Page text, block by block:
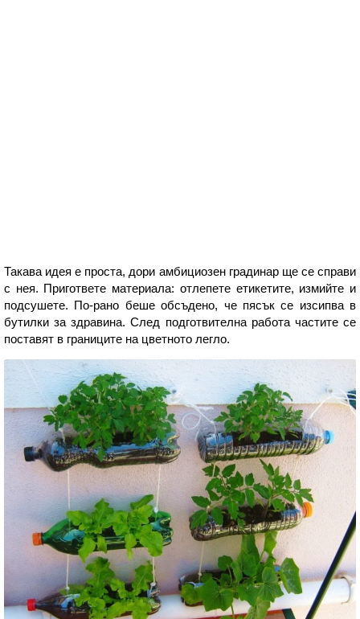
Такава идея е проста, дори амбициозен градинар ще се справи
с нея. Пригответе материала: отлепете етикетите, измийте и
подсушете. По-рано беше обсъдено, че пясък се изсипва в
бутилки за здравина. След подготвителна работа частите се
поставят в границите на цветното легло.